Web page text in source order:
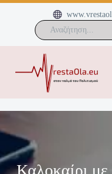


Καλοκαίρι